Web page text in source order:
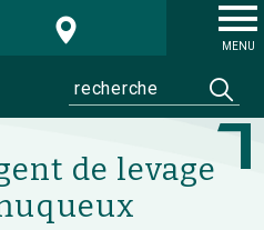
MENU
de levage